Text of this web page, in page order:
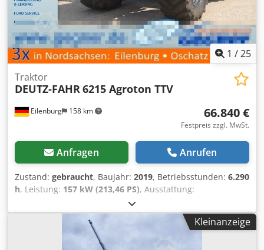
1 /25
Eilenburg 158 km
Traktor
DEUTZ-FAHR6215 Agroton TTV
66.840 €
Festpreis zzgl. MwSt.
Anfragen Anrufen
Zustand: gebraucht, Baujahr: 2019, Betriebsstunden: 6.290
h, Leistung: 157 kW (213,46 PS), Ausstattung:
Allradantrieb, Kabine, Klimaanlage
Zwischenverkauf vorbehalten! Interne Nummer: 1435.
LD10305 Crodpfx Aozbf Aljivof ----Das Fahrzeug ist
unaufbereitet! Bundesweite Anlieferung gegen Aufpreis
Kleinanzeige